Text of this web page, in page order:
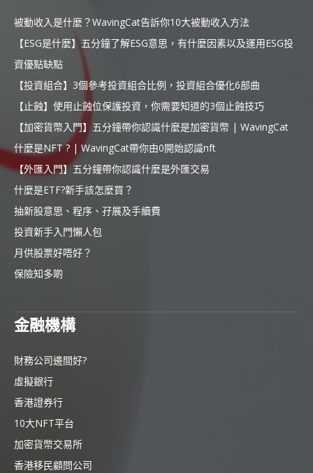
被動收入是什麼？WavingCat告訴你10大被動收入方法
【ESG是什麼】五分鐘了解ESG意思，有什麼因素以及運用ESG投
資優點缺點
【投資組合】3個參考投資組合比例，投資組合優化6部曲
【止蝕】使用止蝕位保護投資，你需要知道的3個止蝕技巧
【加密貨幣入門】五分鐘帶你認識什麼是加密貨幣 | WavingCat
什麼是NFT ? | WavingCat帶你由0開始認識nft
【外匯入門】五分鐘帶你認識什麼是外匯交易
什麼是ETF?新手該怎麼買？
抽新股意思、程序、孖展及手續費
投資新手入門懶人包
月供股票好唔好？
保險知多啲
金融機構
財務公司邊間好?
虛擬銀行
香港證券行
10大NFT平台
加密貨幣交易所
香港移民顧問公司